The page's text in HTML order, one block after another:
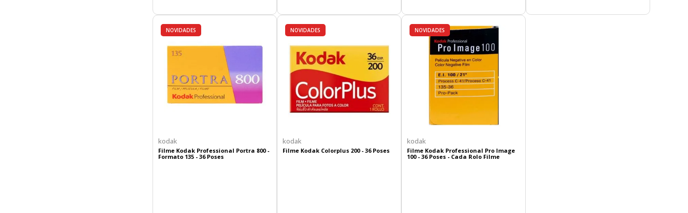
NOVIDADES
kodak
Filme Kodak Professional Portra 800 -
Formato 135 - 36 Poses
NOVIDADES
kodak
Filme Kodak Colorplus 200 - 36 Poses
NOVIDADES
kodak
Filme Kodak Professional Pro Image
100 - 36 Poses - Cada Rolo Filme